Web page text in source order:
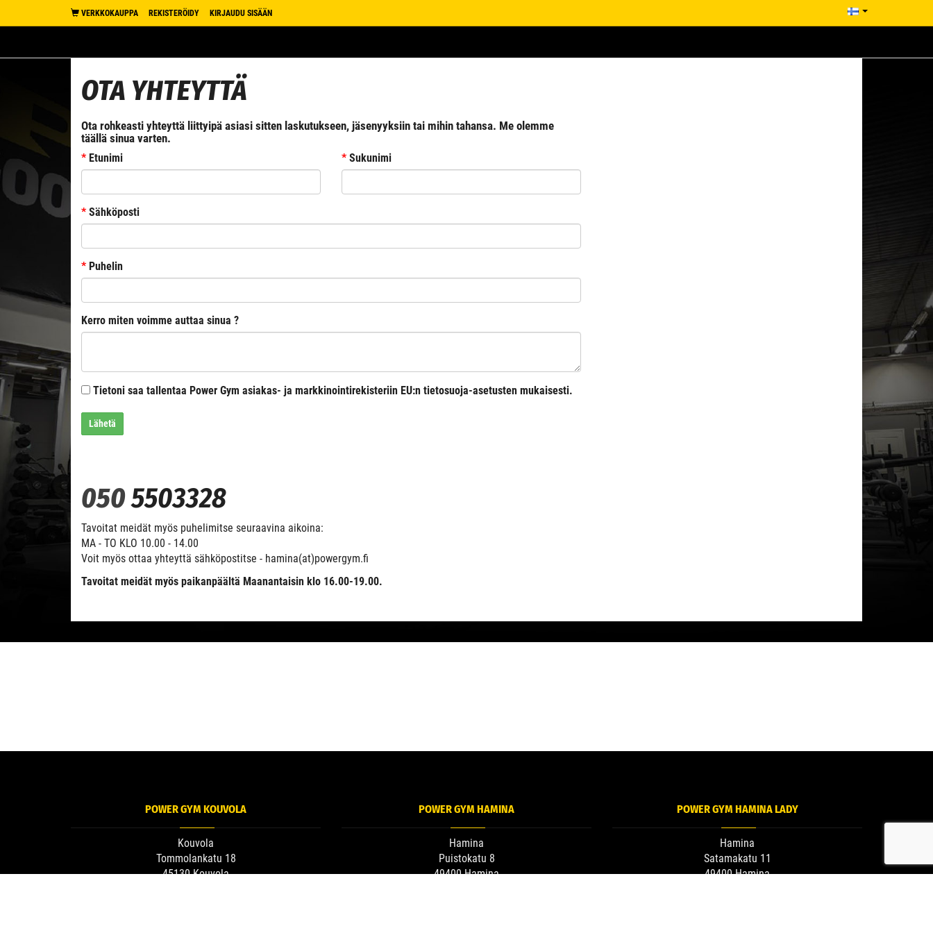
VERKKOKAUPPA REKISTERÖIDY KIRJAUDU SISÄÄN
OTA YHTEYTTÄ
Ota rohkeasti yhteyttä liittyipä asiasi sitten laskutukseen, jäsenyyksiin tai mihin tahansa. Me olemme
täällä sinua varten.
* Etunimi * Sukunimi
* Sähköposti
* Puhelin
Kerro miten voimme auttaa sinua ?
Tietoni saa tallentaa Power Gym asiakas- ja markkinointirekisteriin EU:n tietosuoja-asetusten mukaisesti.
Lähetä
​​​​​​​0505503328
Tavoitat meidät myös puhelimitse seuraavina aikoina:
MA - TO KLO 10.00 - 14.00
Voit myös ottaa yhteyttä sähköpostitse - hamina(at)powergym.fi
Tavoitat meidät myös paikanpäältä Maanantaisin klo 16.00-19.00.
POWER GYM KOUVOLA
Kouvola
Tommolankatu 18
45130 Kouvola
POWER GYM HAMINA
Hamina
Puistokatu 8
49400 Hamina
POWER GYM HAMINA LADY
Hamina
Satamakatu 11
49400 Hamina